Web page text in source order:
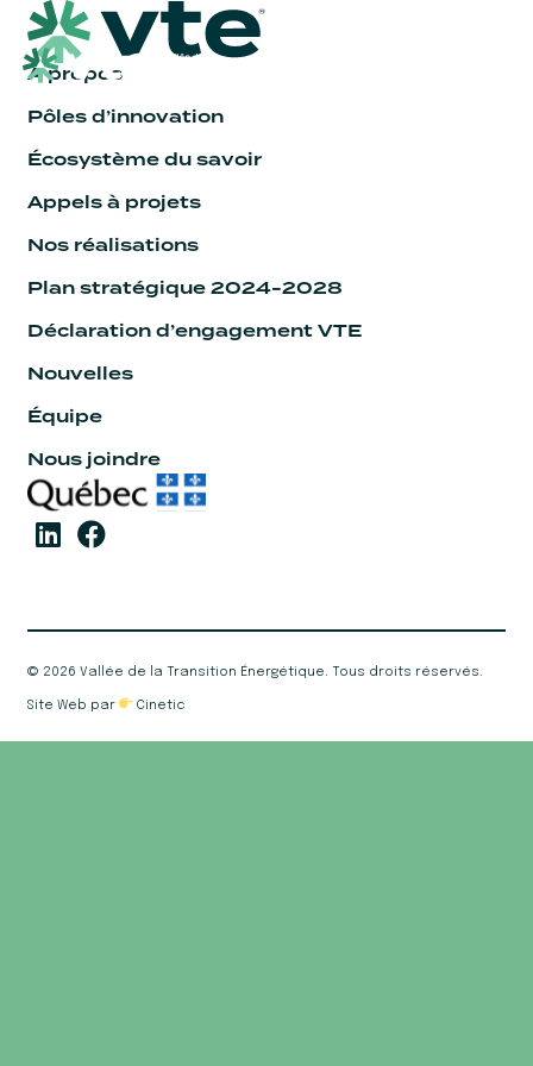
À propos
Pôles d’innovation
Écosystème du savoir
Appels à projets
Nos réalisations
Plan stratégique 2024-2028
Déclaration d’engagement VTE
Nouvelles
Équipe
Nous joindre
© 2026 Vallée de la Transition Énergétique. Tous droits réservés.
Site Web par Cinetic